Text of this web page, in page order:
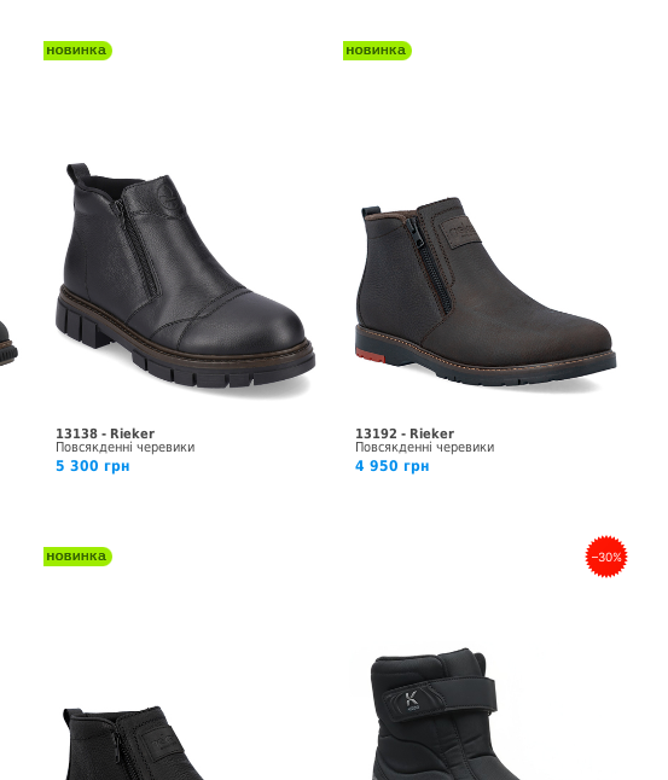
13138 - Rieker
Повсякденні черевики
5 300 грн
13192 - Rieker
Повсякденні черевики
4 950 грн
–30%